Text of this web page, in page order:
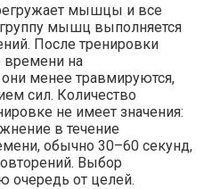
мышцы и все
мышц выполняется
После тренировки
на
менее травмируются,
сил. Количество
не имеет значения:
в течение
обычно 30–60 секунд,
Выбор
очередь от целей.